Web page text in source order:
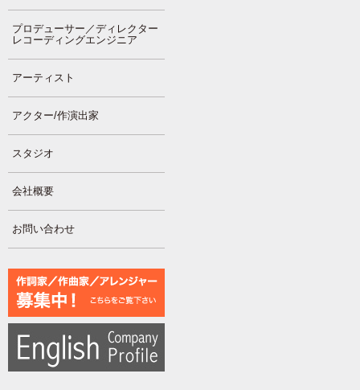
プロデューサー／ディレクター
レコーディングエンジニア
アーティスト
アクター/作演出家
スタジオ
会社概要
お問い合わせ